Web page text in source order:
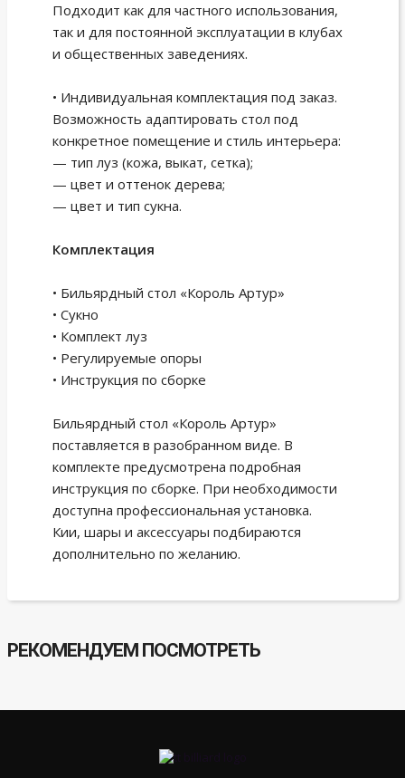
Подходит как для частного использования,
так и для постоянной эксплуатации в клубах
и общественных заведениях.
• Индивидуальная комплектация под заказ.
Возможность адаптировать стол под
конкретное помещение и стиль интерьера:
— тип луз (кожа, выкат, сетка);
— цвет и оттенок дерева;
— цвет и тип сукна.
Комплектация
• Бильярдный стол «Король Артур»
• Сукно
• Комплект луз
• Регулируемые опоры
• Инструкция по сборке
Бильярдный стол «Король Артур»
поставляется в разобранном виде. В
комплекте предусмотрена подробная
инструкция по сборке. При необходимости
доступна профессиональная установка.
Кии, шары и аксессуары подбираются
дополнительно по желанию.
РЕКОМЕНДУЕМ ПОСМОТРЕТЬ